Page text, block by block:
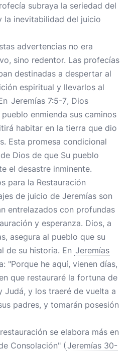
subraya la seriedad del
la inevitabilidad del juicio
advertencias no era
sino redentor. Las profecías
destinadas a despertar al
espiritual y llevarlos al
Jeremías 7:5-7, Dios
enmienda sus caminos
habitar en la tierra que dio
Esta promesa condicional
Dios de que Su pueblo
el desastre inminente.
para la Restauración
de juicio de Jeremías son
entrelazados con profundas
y esperanza. Dios, a
asegura al pueblo que su
de su historia. En Jeremías
"Porque he aquí, vienen días,
que restauraré la fortuna de
Judá, y los traeré de vuelta a
padres, y tomarán posesión
se elabora más en
Consolación" (Jeremías 30-